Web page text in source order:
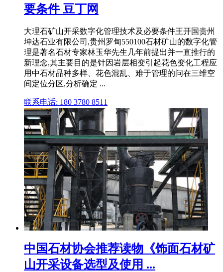
要条件 豆丁网
大理石矿山开采数字化管理技术及必要条件王开国贵州
坤达石业有限公司,贵州罗甸550100石材矿山的数字化管
理是著名石材专家林玉华先生几年前提出并一直推行的
新理念,其主要目的是针因岩层相变引起花色变化工程应
用中石材品种多样、花色混乱、难于管理的问在三维空
间定位分区,分析确定 ...
联系电话: 180 3780 8511
中国石材协会推荐读物《饰面石材矿
山开采设备选型及使用 ...